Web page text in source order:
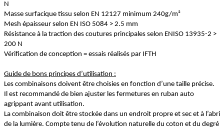
N
Masse surfacique tissu selon EN 12127 minimum 240g/m²
Mesh épaisseur selon EN ISO 5084 > 2.5 mm
Résistance à la traction des coutures principales selon ENISO 13935-2 >
200 N
Vérification de conception = essais réalisés par IFTH
Guide de bons principes d’utilisation :
Les combinaisons doivent être choisies en fonction d’une taille précise.
Il est recommandé de bien ajuster les fermetures en ruban auto
agrippant avant utilisation.
La combinaison doit être stockée dans un endroit propre et sec et à l’abri
de la lumière. Compte tenu de l’évolution naturelle du coton et du degré